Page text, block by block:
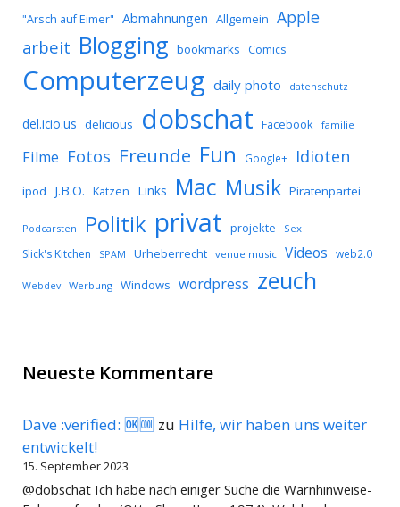
"Arsch auf Eimer" Abmahnungen Allgemein Apple
arbeit Blogging bookmarks Comics
Computerzeug daily photo datenschutz
del.icio.us delicious dobschat Facebook familie
Filme Fotos Freunde Fun Google+ Idioten
ipod J.B.O. Katzen Links Mac Musik Piratenpartei
Podcarsten Politik privat projekte Sex
Slick's Kitchen SPAM Urheberrecht venue music Videos web2.0
Webdev Werbung Windows wordpress zeuch
Neueste Kommentare
Dave :verified: 🆗🆒 zu Hilfe, wir haben uns weiter
entwickelt!
15. September 2023
@dobschat Ich habe nach einiger Suche die Warnhinweise-